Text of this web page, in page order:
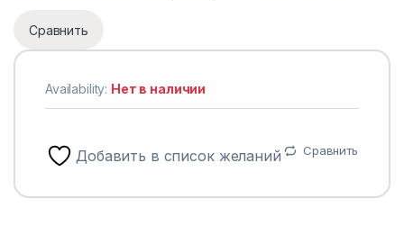
Сравнить
Availability: Нет в наличии
Добавить в список желаний Сравнить